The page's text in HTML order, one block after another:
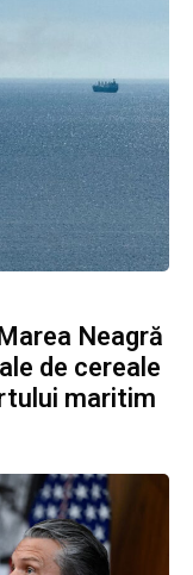
Neagră
de cereale
maritim